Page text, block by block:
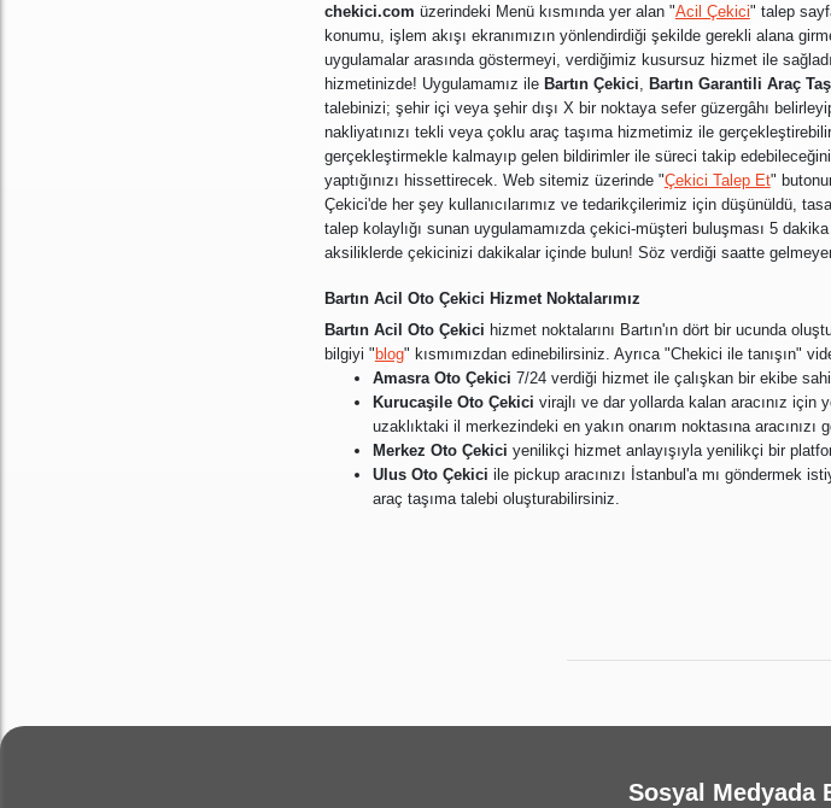
chekici.com üzerindeki Menü kısmında yer alan "Acil Çekici" talep
konumu, işlem akışı ekranımızın yönlendirdiği şekilde gerekli alana
uygulamalar arasında göstermeyi, verdiğimiz kusursuz hizmet ile
hizmetinizde! Uygulamamız ile Bartın Çekici Bartın Garantili Araç
talebinizi; şehir içi veya şehir dışı X bir noktaya sefer güzergâhı
nakliyatınızı tekli veya çoklu araç taşıma hizmetimiz ile
gerçekleştirmekle kalmayıp gelen bildirimler ile süreci takip
yaptığınızı hissettirecek. Web sitemiz üzerinde "Çekici Talep Et"
Çekici'de her şey kullanıcılarımız ve tedarikçilerimiz için düşünüldü,
talep kolaylığı sunan uygulamamızda çekici-müşteri buluşması 5
aksiliklerde çekicinizi dakikalar içinde bulun! Söz verdiği saatte
Bartın Acil Oto Çekici Hizmet Noktalarımız
Bartın Acil Oto Çekici hizmet noktalarını Bartın'ın dört bir ucunda
bilgiyi "blog" kısmımızdan edinebilirsiniz. Ayrıca "Chekici ile tanışın"
Amasra Oto Çekici 7/24 verdiği hizmet ile çalışkan bir ekibe
Kurucaşile Oto Çekici virajlı ve dar yollarda kalan aracınız için
uzaklıktaki il merkezindeki en yakın onarım noktasına
Merkez Oto Çekici yenilikçi hizmet anlayışıyla yenilikçi bir
Ulus Oto Çekici ile pickup aracınızı İstanbul'a mı göndermek
araç taşıma talebi oluşturabilirsiniz.
Sosyal Medyada